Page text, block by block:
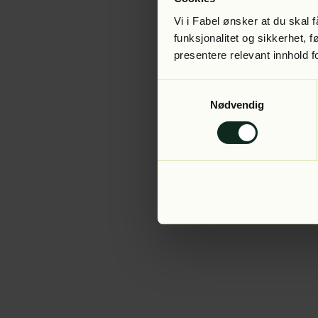
Vi i Fabel ønsker at du skal
funksjonalitet og sikkerhet,
presentere relevant innhold
Nødvendig
Application